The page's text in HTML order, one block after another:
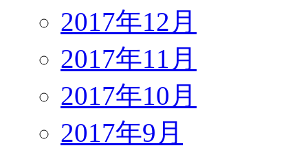
2017年12月
2017年11月
2017年10月
2017年9月